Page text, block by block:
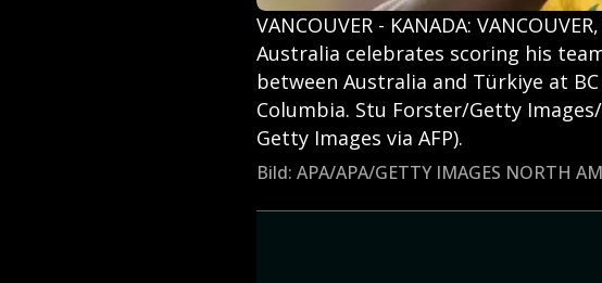
VANCOUVER - KANADA:
Australia celebrates scoring his
between Australia and Türkiye at
Columbia. Stu Forster/Getty Images/
Getty Images via AFP).
Bild: APA/APA/GETTY IMAGES NORTH